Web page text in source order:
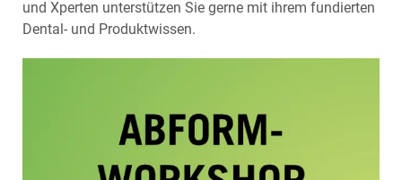
und Xperten unterstützen Sie gerne mit ihrem fundierten
Dental- und Produktwissen.